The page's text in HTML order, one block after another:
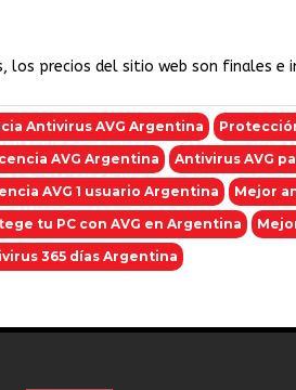
los precios del sitio web son finales
Antivirus AVG Argentina
AVG Argentina Antivirus AVG
AVG 1 usuario Argentina Mejor
tu PC con AVG en Argentina
365 días Argentina